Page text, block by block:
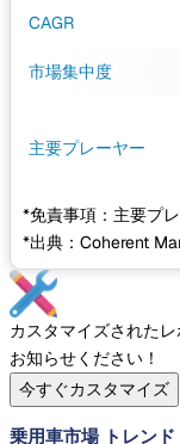
CAGR
市場集中度
主要プレーヤー
*免責事項：主要プ
*出典：Coherent
カスタマイズされた
お知らせください！
今すぐカスタマイズ
乗用車市場 トレンド